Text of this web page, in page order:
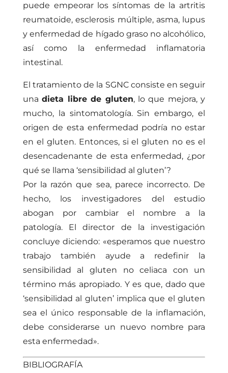
puede empeorar los síntomas de la artritis
reumatoide, esclerosis múltiple, asma, lupus
y enfermedad de hígado graso no alcohólico,
así como la enfermedad inflamatoria
intestinal.
El tratamiento de la SGNC consiste en seguir
unadieta libre de gluten, lo que mejora, y
mucho, la sintomatología. Sin embargo, el
origen de esta enfermedad podría no estar
en el gluten. Entonces, si el gluten no es el
desencadenante de esta enfermedad, ¿por
qué se llama ‘sensibilidad al gluten’?
Por la razón que sea, parece incorrecto. De
hecho, los investigadores del estudio
abogan por cambiar el nombre a la
patología. El director de la investigación
concluye diciendo: «esperamos que nuestro
trabajo también ayude a redefinir la
sensibilidad al gluten no celiaca con un
término más apropiado. Y es que, dado que
‘sensibilidad al gluten’ implica que el gluten
sea el único responsable de la inflamación,
debe considerarse un nuevo nombre para
esta enfermedad».
BIBLIOGRAFÍA